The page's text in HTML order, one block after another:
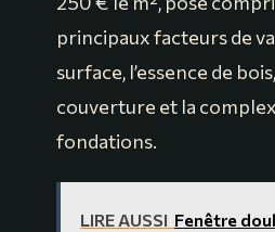
principaux facteurs de
surface, l’essence de
couverture et la
fondations.
LIRE AUSSI Fenêtre